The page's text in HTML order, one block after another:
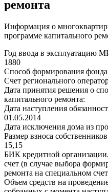
ремонта
Информация о
программе капитального
Год ввода в эксплуатацию
1880
Способ формирования фонда
Счет регионального
Дата принятия решения о
капитального ремонта:
Дата наступления
01.05.2014
Дата исключения дома из
Размер взноса
15,15
БИК кредитной
счет (в случае выбора
ремонта на специальном
Объем средств на